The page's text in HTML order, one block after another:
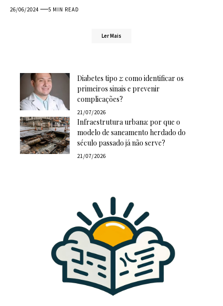
26/06/2024 5 MIN READ
Ler Mais
Diabetes tipo 2: como identificar os
primeiros sinais e prevenir
complicações?
21/07/2026
Infraestrutura urbana: por que o
modelo de saneamento herdado do
século passado já não serve?
21/07/2026